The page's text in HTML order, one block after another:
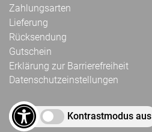
Zahlungsarten
Lieferung
Rücksendung
Gutschein
Erklärung zur Barrierefreiheit
Datenschutzeinstellungen
Kontrastmodus aus